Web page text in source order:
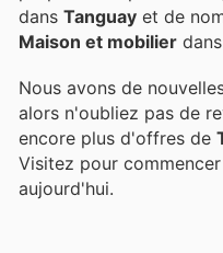
dans Tanguay et de
Maison et mobilier
Nous avons de
alors n'oubliez pas de
encore plus d'offres de
Visitez pour
aujourd'hui.